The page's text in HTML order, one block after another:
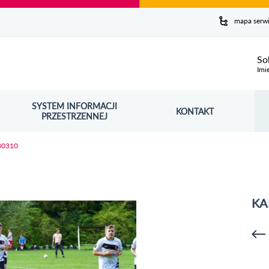
mapa
SYSTEM INFORMACJI
PRZESTRZENNEJ
OTWORZY SIĘ W NOWYM OKNIE KONTAKT